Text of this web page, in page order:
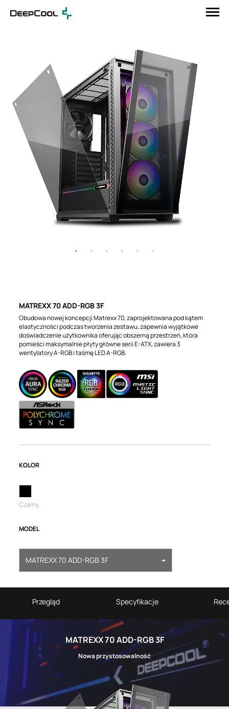
MATREXX 70 ADD-RGB 3F
Obudowa nowej koncepcji Matrexx 70, zaprojektowana pod kątem
elastyczności podczas tworzenia zestawu, zapewnia wyjątkowe
doświadczenie użytkownika oferując obszerną przestrzeń, która
pomieści maksymalnie płyty główne serii E-ATX, zawiera 3
wentylatory A-RGB i taśmę LED A-RGB.
KOLOR
Czarny
MODEL
MATREXX 70 ADD-RGB 3F
Przegląd Specyfikacje
MATREXX 70 ADD-RGB 3F
Nowa przystosowalność